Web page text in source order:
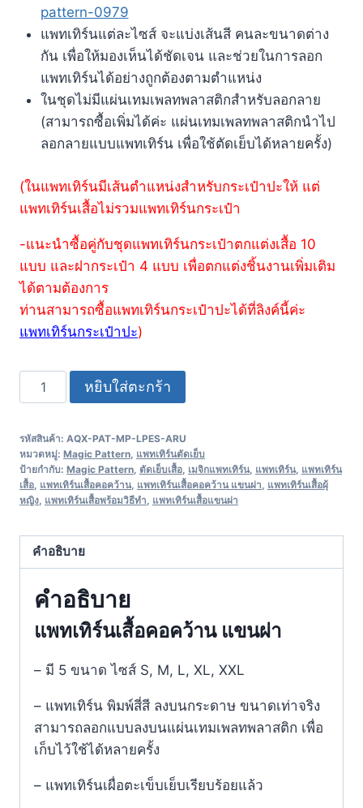
pattern-0979
แพทเทิร์นแต่ละไซส์ จะแบ่งเส้นสี คนละขนาดต่าง
กัน เพื่อให้มองเห็นได้ชัดเจน และช่วยในการลอก
แพทเทิร์นได้อย่างถูกต้องตามตำแหน่ง
ในชุดไม่มีแผ่นเทมเพลทพลาสติกสำหรับลอกลาย
(สามารถซื้อเพิ่มได้ค่ะ แผ่นเทมเพลทพลาสติกนำไป
ลอกลายแบบแพทเทิร์น เพื่อใช้ตัดเย็บได้หลายครั้ง)
(ในแพทเทิร์นมีเส้นตำแหน่งสำหรับกระเป๋าปะให้ แต่
แพทเทิร์นเสื้อไม่รวมแพทเทิร์นกระเป๋า
-แนะนำซื้อคู่กับชุดแพทเทิร์นกระเป๋าตกแต่งเสื้อ 10
แบบ และฝากระเป๋า 4 แบบ เพื่อตกแต่งชิ้นงานเพิ่มเติม
ได้ตามต้องการ
ท่านสามารถซื้อแพทเทิร์นกระเป๋าปะได้ที่ลิงค์นี้ค่ะ
แพทเทิร์นกระเป๋าปะ)
หยิบใส่ตะกร้า
รหัสสินค้า: AQX-PAT-MP-LPES-ARU
หมวดหมู่: Magic Pattern แพทเทิร์นตัดเย็บ
ป้ายกำกับ: Magic Pattern ตัดเย็บเสื้อ เมจิกแพทเทิร์น, แพทเทิร์น, แพทเทิร์น
เสื้อ แพทเทิร์นเสื้อคอคว้าน, แพทเทิร์นเสื้อคอคว้าน แขนผ่า แพทเทิร์นเสื้อผุ้
หญิง แพทเทิร์นเสื้อพร้อมวิธีทำ แพทเทิร์นเสื้อแขนผ่า
คำอธิบาย
คำอธิบาย
แพทเทิร์นเสื้อคอคว้าน แขนผ่า
– มี 5 ขนาด ไซส์ S, M, L, XL, XXL
– แพทเทิร์น พิมพ์สี่สี ลงบนกระดาษ ขนาดเท่าจริง
สามารถลอกแบบลงบนแผ่นเทมเพลทพลาสติก เพื่อ
เก็บไว้ใช้ได้หลายครั้ง
– แพทเทิร์นเผื่อตะเข็บเย็บเรียบร้อยแล้ว